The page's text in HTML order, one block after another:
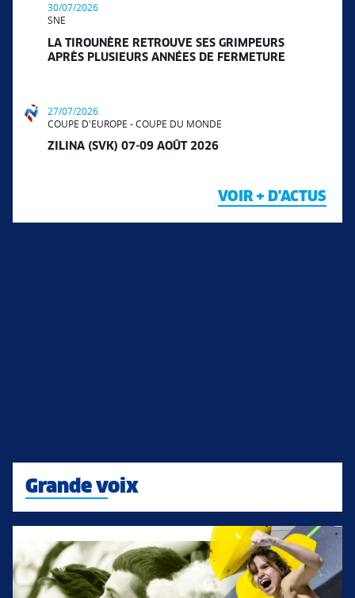
30/07/2026
SNE
LA TIROUNÈRE RETROUVE SES GRIMPEURS
APRÈS PLUSIEURS ANNÉES DE FERMETURE
27/07/2026
COUPE D'EUROPE - COUPE DU MONDE
ZILINA (SVK) 07-09 AOÛT 2026
VOIR + D'ACTUS
Grande voix